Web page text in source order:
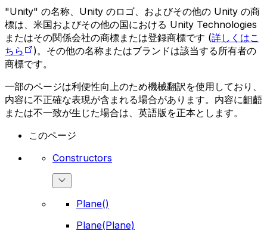
"Unity" の名称、Unity のロゴ、およびその他の Unity の商
標は、米国およびその他の国における Unity Technologies
またはその関係会社の商標または登録商標です (詳しくはこ
ちら
)。その他の名称またはブランドは該当する所有者の
商標です。
一部のページは利便性向上のため機械翻訳を使用しており、
内容に不正確な表現が含まれる場合があります。内容に齟齬
または不一致が生じた場合は、英語版を正本とします。
このページ
Constructors
Plane()
Plane(Plane)